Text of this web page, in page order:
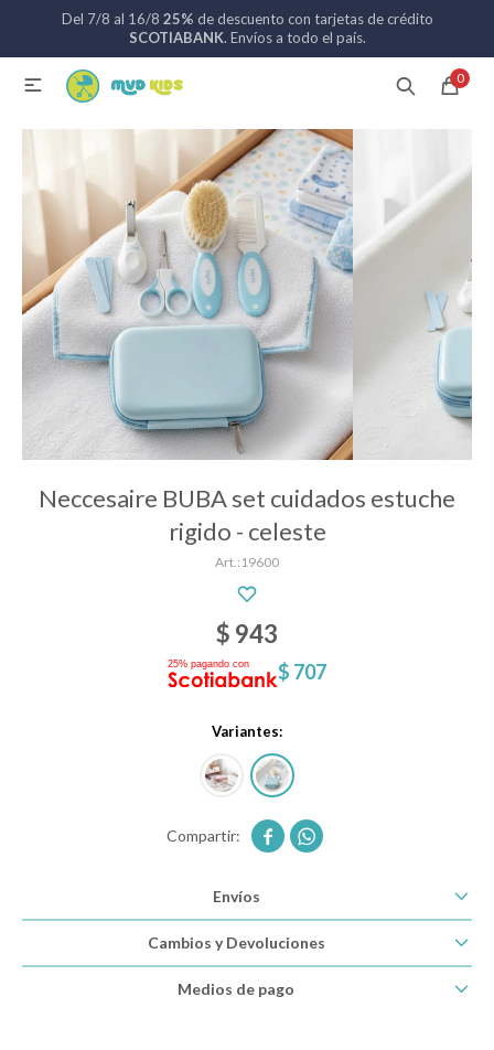
Del 7/8 al 16/8 25% de descuento con tarjetas de crédito
SCOTIABANK. Envíos a todo el país.
0

Neccesaire BUBA set cuidados estuche
rigido - celeste
19600
$ 943
$ 707
Variantes:
 
Envíos
Cambios y Devoluciones
Medios de pago
MI CUENTA
Catálogo Nuevos ingresos
Coches de bebé
Sillas de auto
Lactancia
Baño
Alimentación
Estimulación primera infancia
Bolsos y mochilas maternales